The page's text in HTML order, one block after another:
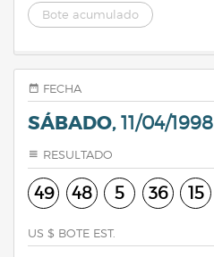
Bote acumulado
FECHA
SÁBADO, 11/04/1998
RESULTADO
49 48 5 36 15
US $ BOTE EST.